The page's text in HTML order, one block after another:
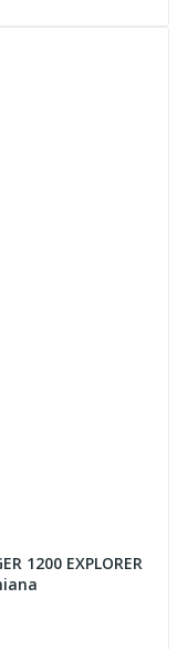
1200 EXPLORER